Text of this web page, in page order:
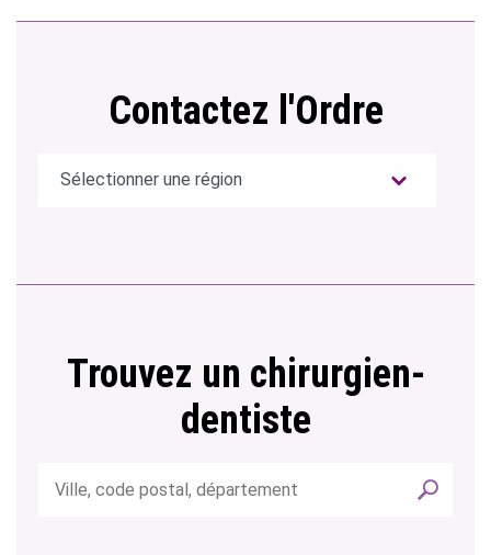
Contactez l'Ordre
Trouvez un chirurgien-
dentiste